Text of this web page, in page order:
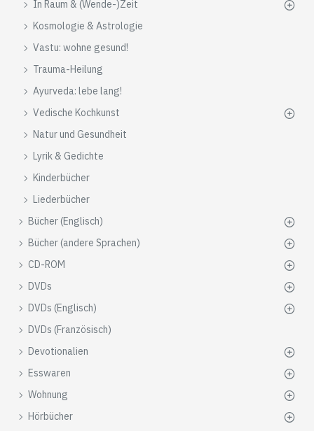
In Raum & (Wende-)Zeit
Kosmologie & Astrologie
Vastu: wohne gesund!
Trauma-Heilung
Ayurveda: lebe lang!
Vedische Kochkunst
Natur und Gesundheit
Lyrik & Gedichte
Kinderbücher
Liederbücher
Bücher (Englisch)
Bücher (andere Sprachen)
CD-ROM
DVDs
DVDs (Englisch)
DVDs (Französisch)
Devotionalien
Esswaren
Wohnung
Hörbücher